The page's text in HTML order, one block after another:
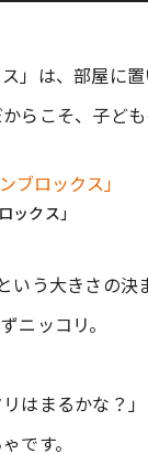
ス」は、部屋に
らこそ、子ど
ックス」
いう大きさの
ニッコリ。
はまるかな？
です。